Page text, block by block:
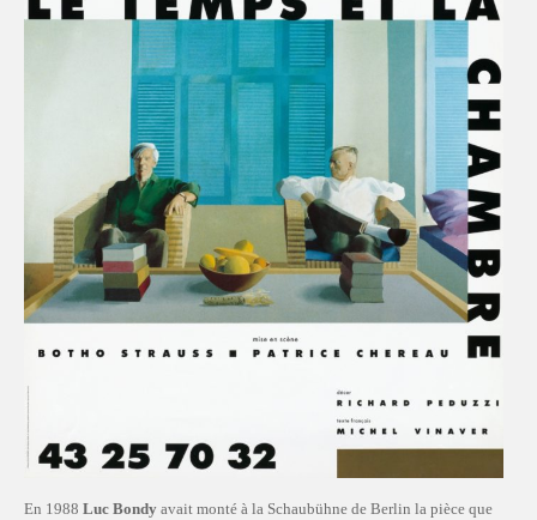
En 1988 Luc Bondy avait monté à la Schaubühne de Berlin la pièce que